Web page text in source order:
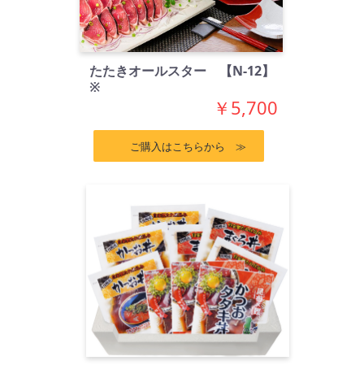
たたきオールスター 【N-12】
※
￥5,700
ご購入はこちらから ≫